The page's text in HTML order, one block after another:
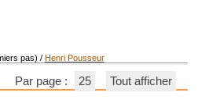
pas) / Henri Pousseur
Par page : 25 Tout afficher